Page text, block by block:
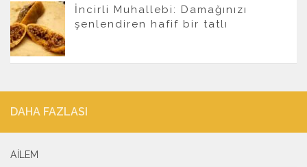
İncirli Muhallebi: Damağınızı
şenlendiren hafif bir tatlı
DAHA FAZLASI
AILEM